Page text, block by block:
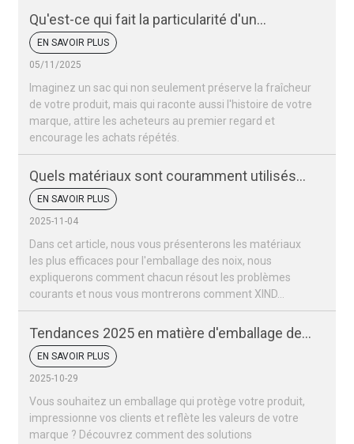
Qu'est-ce qui fait la particularité d'un
emballage de noix ?
EN SAVOIR PLUS
05/11/2025
Imaginez un sac qui non seulement préserve la fraîcheur
de votre produit, mais qui raconte aussi l'histoire de votre
marque, attire les acheteurs au premier regard et
encourage les achats répétés.
Quels matériaux sont couramment utilisés
pour les sacs d'emballage de noix ?
EN SAVOIR PLUS
2025-11-04
Dans cet article, nous vous présenterons les matériaux
les plus efficaces pour l'emballage des noix, nous
expliquerons comment chacun résout les problèmes
courants et nous vous montrerons comment XIND...
Tendances 2025 en matière d'emballage des
fruits secs et des noix
EN SAVOIR PLUS
2025-10-29
Vous souhaitez un emballage qui protège votre produit,
impressionne vos clients et reflète les valeurs de votre
marque ? Découvrez comment des solutions